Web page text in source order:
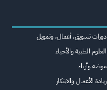
دورات تسويق، أعمال، وتمويل
العلوم الطبية والأحياء
موضة وأزياء
ريادة الأعمال والابتكار